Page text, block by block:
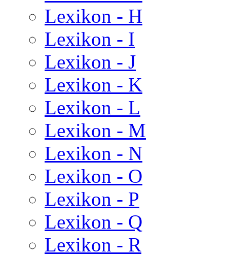
Lexikon - H
Lexikon - I
Lexikon - J
Lexikon - K
Lexikon - L
Lexikon - M
Lexikon - N
Lexikon - O
Lexikon - P
Lexikon - Q
Lexikon - R